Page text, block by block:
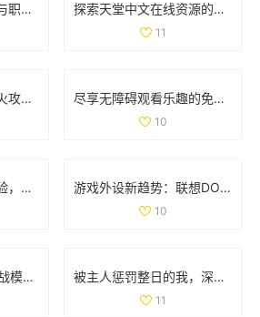
女性员工奉献的力量与职场价值的平衡探讨 探索天堂中文在线资源的多样选择与使用指南
11
陆逊的《夷陵之战》火攻考察：胜利背后的真实因素分析 尽享无障碍观看乐趣的免费真人在线直播平台推荐
10
五人轮换共享观看体验，畅享精彩电视剧无需花费 游戏外设新趋势：联想DOU小助手深度解析与功能体验
10
高生命值系统1对6激战模式全解析与玩法攻略 被主人惩罚整日的我，深刻反思自己的行为与成长
11